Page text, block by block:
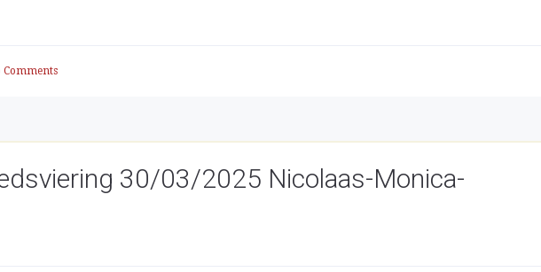
Comments
30/03/2025 Nicolaas-Monica-